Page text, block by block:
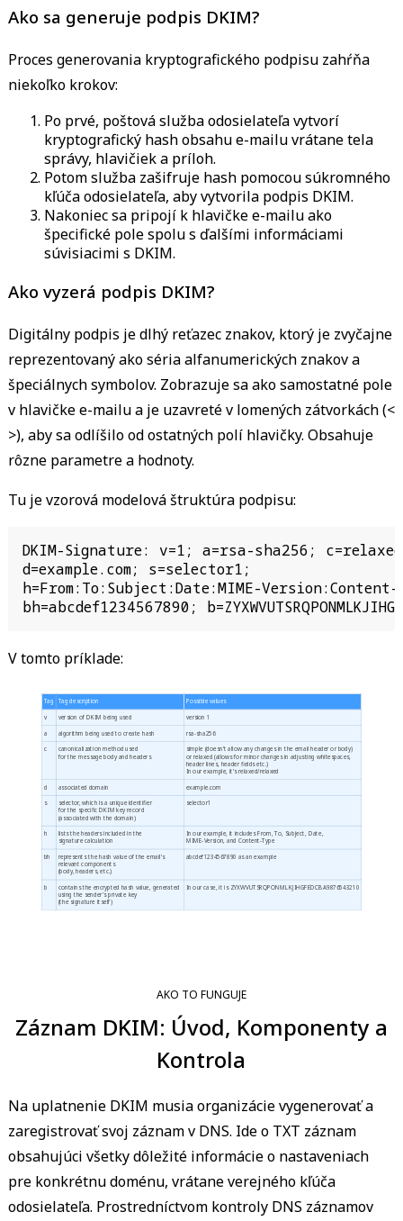
Ako sa generuje podpis DKIM?
Proces generovania kryptografického podpisu zahŕňa
niekoľko krokov:
Po prvé, poštová služba odosielateľa vytvorí
kryptografický hash obsahu e-mailu vrátane tela
správy, hlavičiek a príloh.
Potom služba zašifruje hash pomocou súkromného
kľúča odosielateľa, aby vytvorila podpis DKIM.
Nakoniec sa pripojí k hlavičke e-mailu ako
špecifické pole spolu s ďalšími informáciami
súvisiacimi s DKIM.
Ako vyzerá podpis DKIM?
Digitálny podpis je dlhý reťazec znakov, ktorý je zvyčajne
reprezentovaný ako séria alfanumerických znakov a
špeciálnych symbolov. Zobrazuje sa ako samostatné pole
v hlavičke e-mailu a je uzavreté v lomených zátvorkách (<
>), aby sa odlíšilo od ostatných polí hlavičky. Obsahuje
rôzne parametre a hodnoty.
Tu je vzorová modelová štruktúra podpisu:
DKIM-Signature: v=1; a=rsa-sha256;
d=example.com; s=selector1;
h=From:To:Subject:Date:MIME-Version:Content-
bh=abcdef1234567890;
V tomto príklade:
Tag Tag description Possible values
v version of DKIM being used version 1
a algorithm being used to create hash rsa-sha256
c
canonicalization method used
for the message body and headers
simple (doesn't allow any changes in the email header or body)
or relaxed (allows for minor changes in adjusting whitespaces,
header lines, header fields etc.)
In our example, it's relaxed/relaxed
d associated domain example.com
s selector, which is a unique identifier
for the specific DKIM key record
(associated with the domain)
selector1
h lists the headers included in the
signature calculation
In our example, it includes From, To, Subject, Date,
MIME-Version, and Content-Type
bh
represents the hash value of the email's
relevant components
(body, headers, etc.)
abcdef1234567890 as an example
b
contains the encrypted hash value, generated
using the sender's private key
(the signature itself)
In our case, it is ZYXWVUTSRQPONMLKJIHGFEDCBA9876543210
AKO TO FUNGUJE
Záznam DKIM: Úvod, Komponenty a
Kontrola
Na uplatnenie DKIM musia organizácie vygenerovať a
zaregistrovať svoj záznam v DNS. Ide o TXT záznam
obsahujúci všetky dôležité informácie o nastaveniach
pre konkrétnu doménu, vrátane verejného kľúča
odosielateľa. Prostredníctvom kontroly DNS záznamov